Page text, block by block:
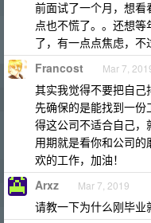
前面试了一个月，想
点也不慌了。。还想
了，有一点点焦虑，
Francost Mar 7,
其实我觉得不要把自
先确保的是能找到一
得这公司不适合自己
用期就是看你和公司
欢的工作，加油！
Arxz Mar 7, 2019
请教一下为什么刚毕